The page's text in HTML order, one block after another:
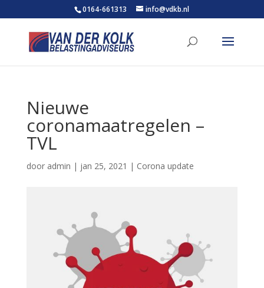
0164-661313 info@vdkb.nl
Nieuwe
coronamaatregelen –
TVL
door admin | jan 25, 2021 | Corona update